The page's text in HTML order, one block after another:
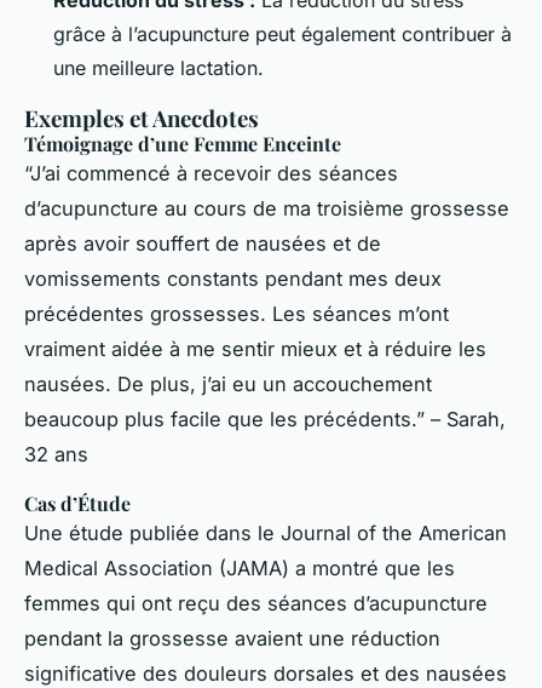
grâce à l’acupuncture peut également contribuer à
une meilleure lactation.
Exemples et Anecdotes
Témoignage d’une Femme Enceinte
“J’ai commencé à recevoir des séances
d’acupuncture au cours de ma troisième grossesse
après avoir souffert de nausées et de
vomissements constants pendant mes deux
précédentes grossesses. Les séances m’ont
vraiment aidée à me sentir mieux et à réduire les
nausées. De plus, j’ai eu un accouchement
beaucoup plus facile que les précédents.” – Sarah,
32 ans
Cas d’Étude
Une étude publiée dans le Journal of the American
Medical Association (JAMA) a montré que les
femmes qui ont reçu des séances d’acupuncture
pendant la grossesse avaient une réduction
significative des douleurs dorsales et des nausées